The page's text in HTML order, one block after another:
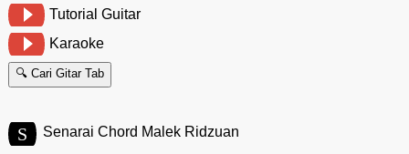
Tutorial Guitar
Karaoke
🔍 Cari Gitar Tab
S Senarai Chord Malek Ridzuan